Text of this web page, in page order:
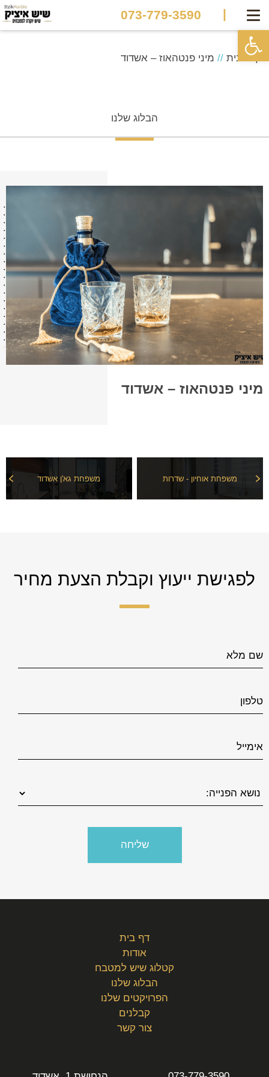
פתח סרגל נגישות
|
073-779-3590
דף הבית // מיני פנטהאוז – אשדוד
הבלוג שלנו
מיני פנטהאוז – אשדוד
משפחת אוחיון - שדרות משפחת גא'ן אשדוד
לפגישת ייעוץ וקבלת הצעת מחיר
דף בית
אודות
קטלוג שיש למטבח
הבלוג שלנו
הפרויקטים שלנו
קבלנים
צור קשר